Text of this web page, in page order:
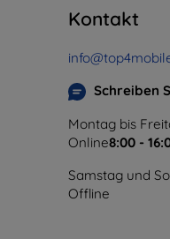
Kontakt
Schreiben
Montag bis
Online8:00 -
Samstag und
Offline